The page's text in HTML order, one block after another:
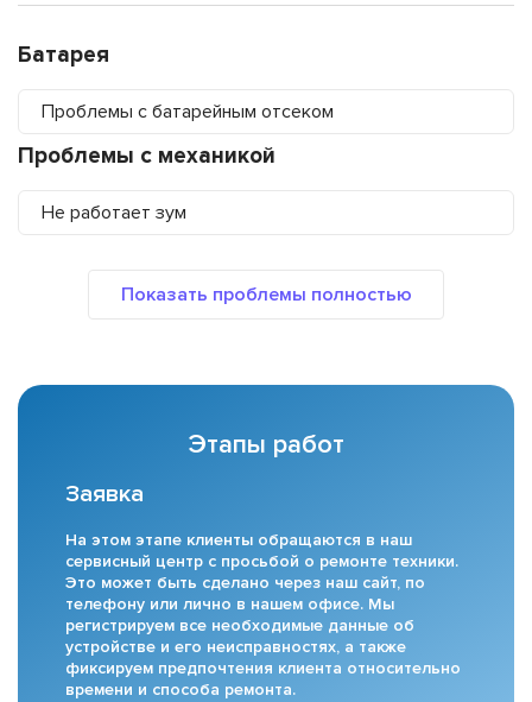
Батарея
Проблемы с батарейным отсеком
Проблемы с механикой
Не работает зум
Этапы работ
Заявка
На этом этапе клиенты обращаются в наш
сервисный центр с просьбой о ремонте техники.
Это может быть сделано через наш сайт, по
телефону или лично в нашем офисе. Мы
регистрируем все необходимые данные об
устройстве и его неисправностях, а также
фиксируем предпочтения клиента относительно
времени и способа ремонта.